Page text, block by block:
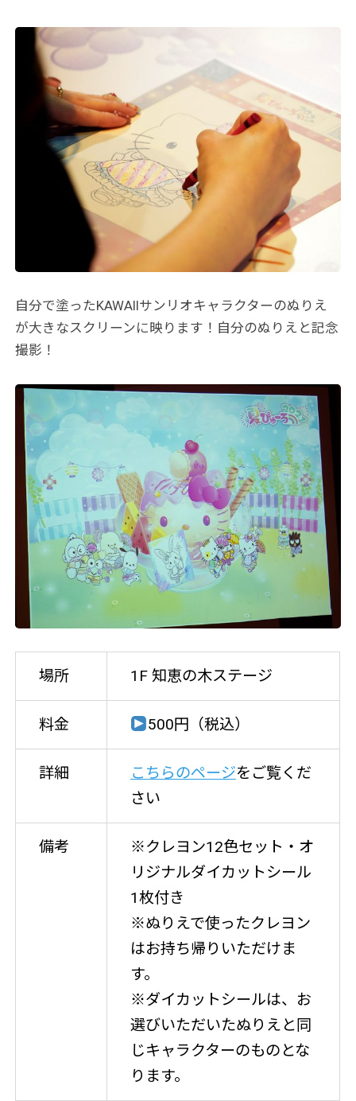
自分で塗ったKAWAIIサンリオキャラクターのぬりえ
が大きなスクリーンに映ります！自分のぬりえと記念
撮影！
場所 1F 知恵の木ステージ
料金 500円（税込）
詳細 こちらのページをご覧くだ
さい
備考
※クレヨン12色セット・オ
リジナルダイカットシール
1枚付き
※ぬりえで使ったクレヨン
はお持ち帰りいただけま
す。
※ダイカットシールは、お
選びいただいたぬりえと同
じキャラクターのものとな
ります。